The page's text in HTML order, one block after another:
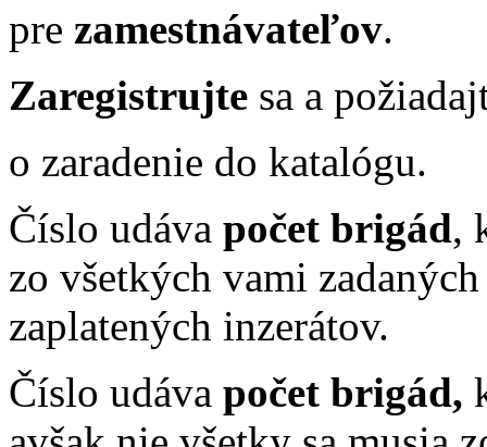
pre zamestnávateľov.
Zaregistrujte sa a
o zaradenie do katalógu.
Číslo udáva počet brigád,
zo všetkých vami
zaplatených inzerátov.
Číslo udáva počet brigád,